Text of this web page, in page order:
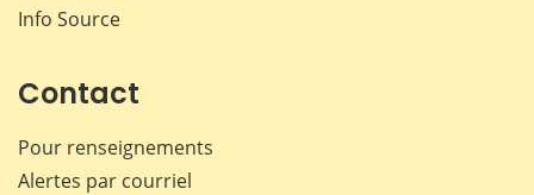
Info Source
Contact
Pour renseignements
Alertes par courriel